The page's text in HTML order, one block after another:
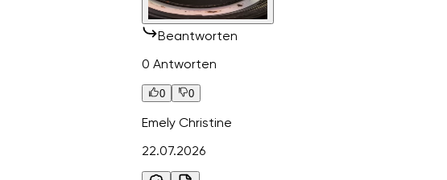
Beantworten
0 Antworten
0 0
Emely Christine
22.07.2026